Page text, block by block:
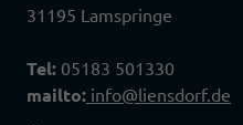
31195 Lamspringe
Tel: 05183 501330
mailto: info@liensdorf.de